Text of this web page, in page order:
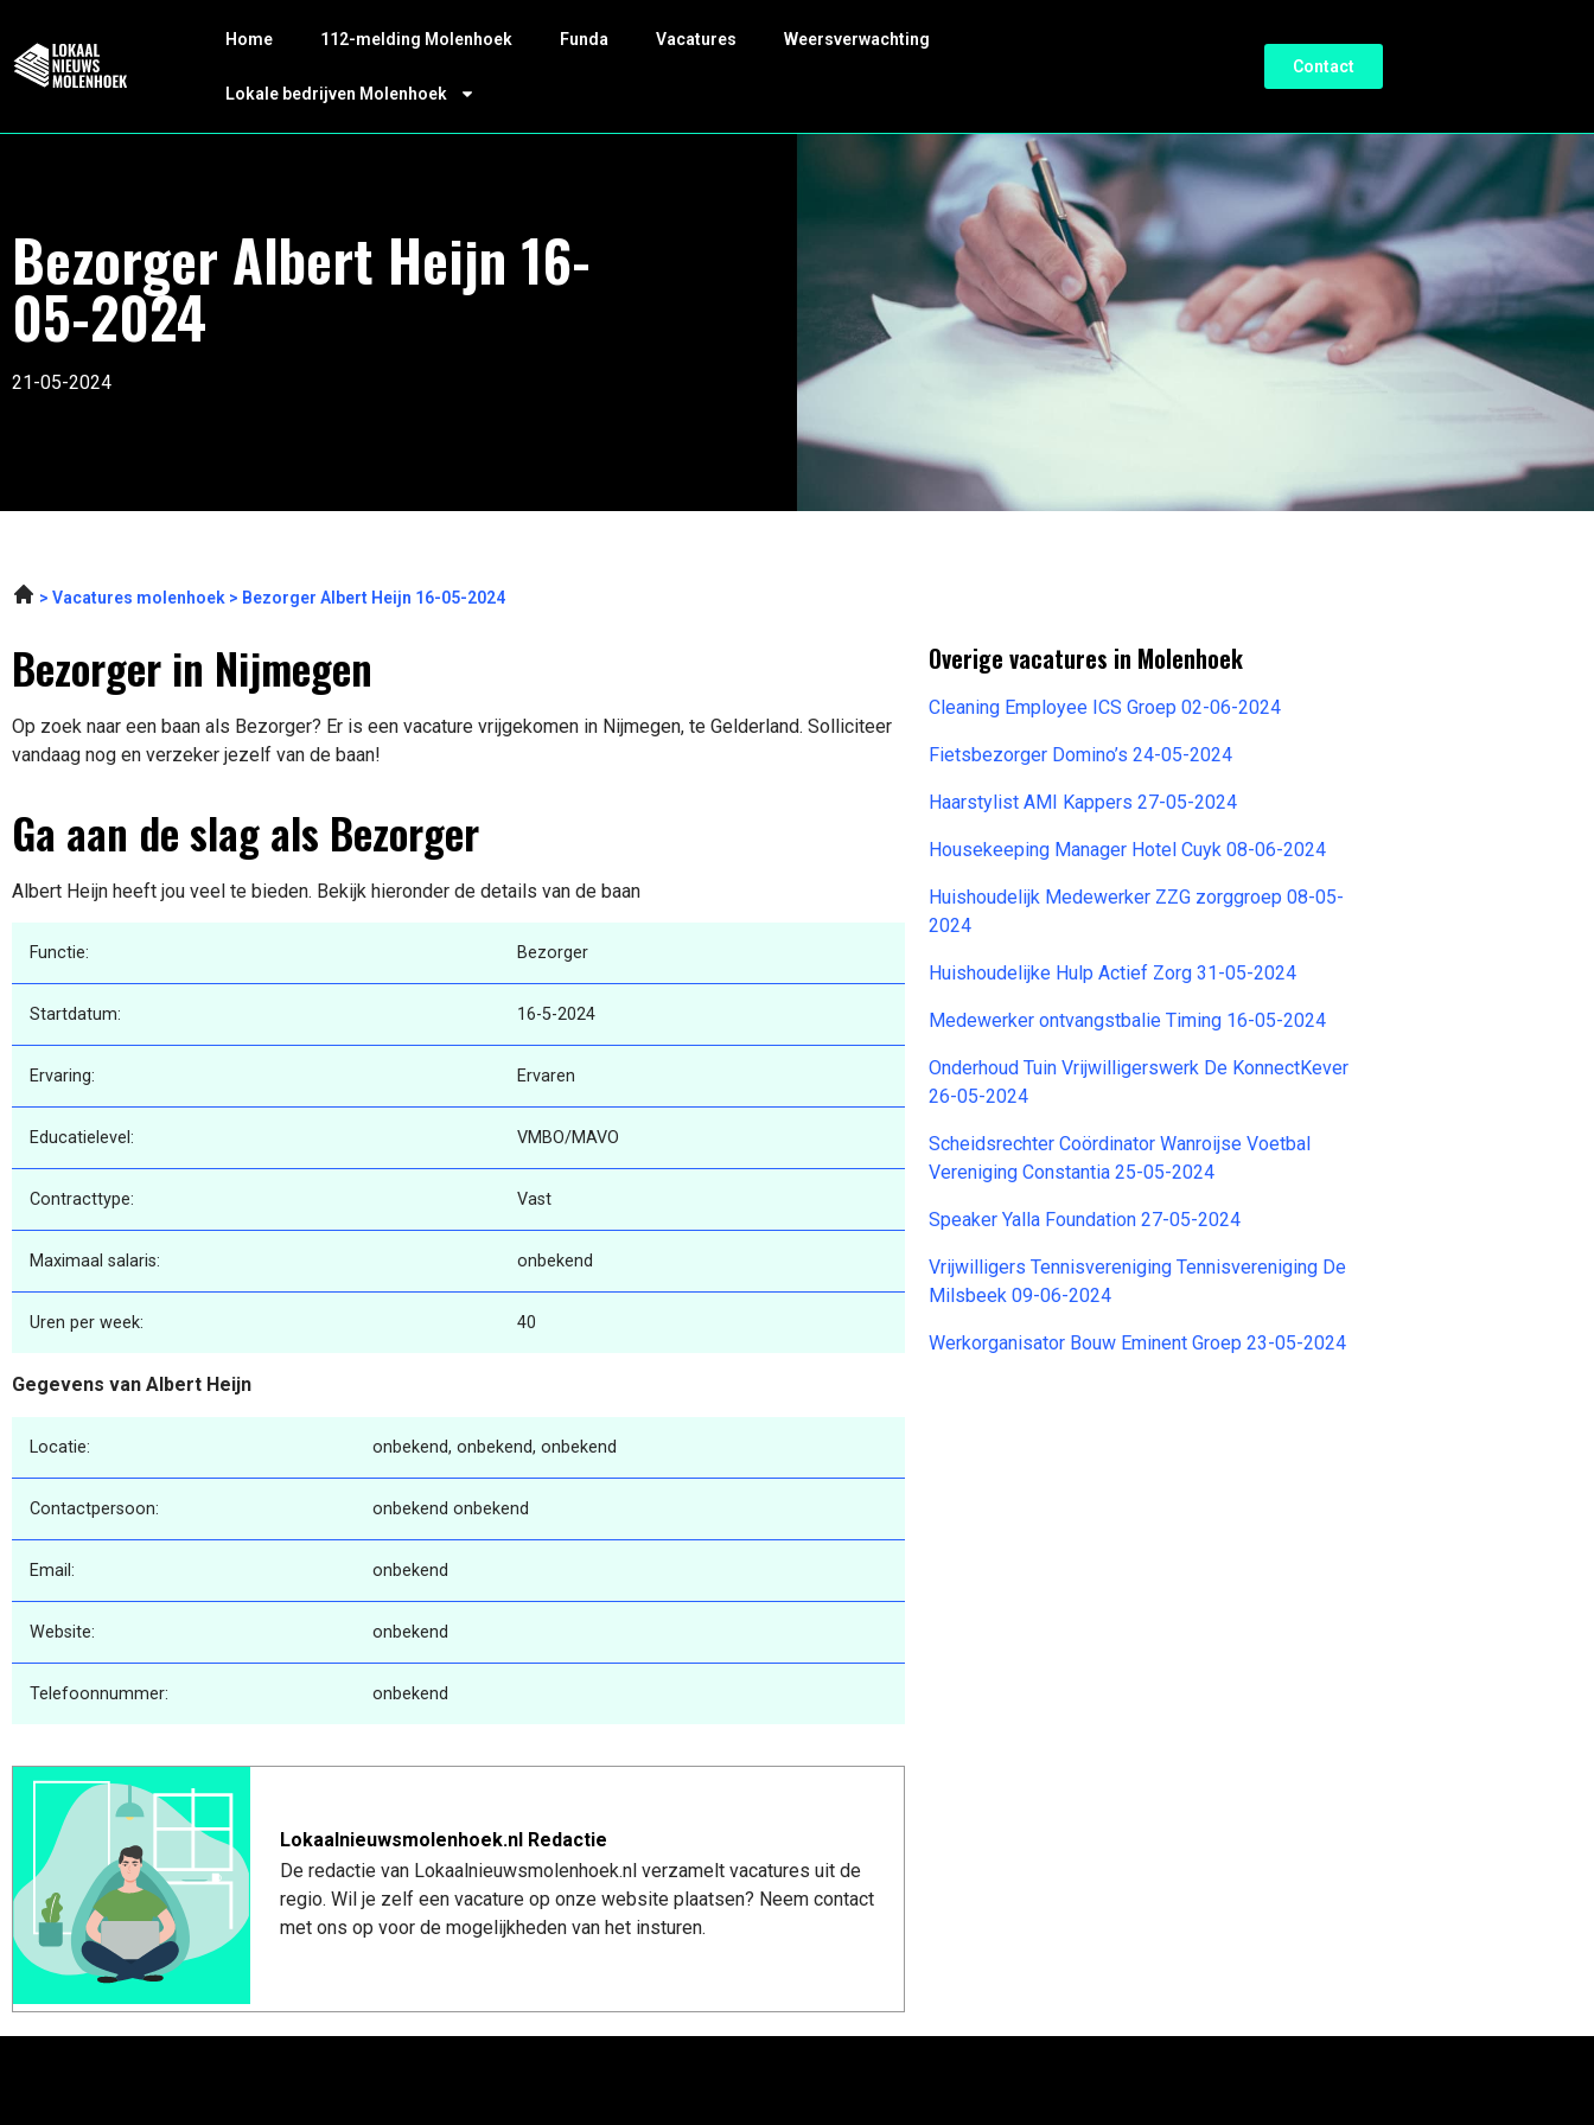
Home 112-melding Molenhoek Funda Vacatures Weersverwachting
Lokale bedrijven Molenhoek
Contact
Bezorger Albert Heijn 16-
05-2024
21-05-2024
Vacatures molenhoek Bezorger Albert Heijn 16-05-2024
Bezorger in Nijmegen
Op zoek naar een baan als Bezorger? Er is een vacature vrijgekomen in Nijmegen, te Gelderland. Solliciteer
vandaag nog en verzeker jezelf van de baan!
Ga aan de slag als Bezorger
Albert Heijn heeft jou veel te bieden. Bekijk hieronder de details van de baan
Functie: Bezorger
Startdatum: 16-5-2024
Ervaring: Ervaren
Educatielevel: VMBO/MAVO
Contracttype: Vast
Maximaal salaris: onbekend
Uren per week: 40
Gegevens van Albert Heijn
Locatie: onbekend, onbekend, onbekend
Contactpersoon: onbekend onbekend
Email: onbekend
Website: onbekend
Telefoonnummer: onbekend
Lokaalnieuwsmolenhoek.nl Redactie
De redactie van Lokaalnieuwsmolenhoek.nl verzamelt vacatures uit de
regio. Wil je zelf een vacature op onze website plaatsen? Neem contact
met ons op voor de mogelijkheden van het insturen.
Overige vacatures in Molenhoek
Cleaning Employee ICS Groep 02-06-2024
Fietsbezorger Domino’s 24-05-2024
Haarstylist AMI Kappers 27-05-2024
Housekeeping Manager Hotel Cuyk 08-06-2024
Huishoudelijk Medewerker ZZG zorggroep 08-05-
2024
Huishoudelijke Hulp Actief Zorg 31-05-2024
Medewerker ontvangstbalie Timing 16-05-2024
Onderhoud Tuin Vrijwilligerswerk De KonnectKever
26-05-2024
Scheidsrechter Coördinator Wanroijse Voetbal
Vereniging Constantia 25-05-2024
Speaker Yalla Foundation 27-05-2024
Vrijwilligers Tennisvereniging Tennisvereniging De
Milsbeek 09-06-2024
Werkorganisator Bouw Eminent Groep 23-05-2024